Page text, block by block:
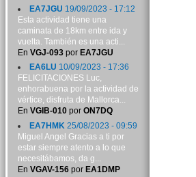
EA7JGU 19/09/2023 - 17:12
Esta actividad tiene una
caminata de 18km entre ida y
vuelta. También es una acti...
En VGJ-093por EA7JGU
EA6LU 10/09/2023 - 17:36
FELICITACIONES Luc,
enhorabuena por la actividad de
vértice, disfruta de Mallorca...
En VGIB-010por ON7DQ
EA7HMK 25/08/2023 - 09:59
Miguel Angel Gracias a ti por
estar siempre atento a lo que
necesitábamos, da g...
En VGAV-156por EA1DMP